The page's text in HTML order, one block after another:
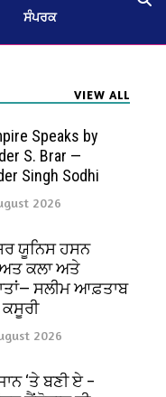
ਸੰਪਰਕ
VIEW ALL
Speaks by
S. Brar —
Singh Sodhi
2026
ਯੂਨਿਸ ਹਸਨ
ਕਲਾ ਅਤੇ
ਸਲੀਮ ਆਫ਼ਤਾਬ
2026
‘ਤੇ ਬਣੀ ਏ –